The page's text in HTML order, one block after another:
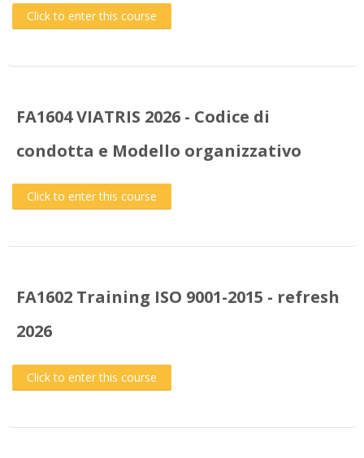
Click to enter this course
FA1604 VIATRIS 2026 - Codice di
condotta e Modello organizzativo
Click to enter this course
FA1602 Training ISO 9001-2015 - refresh
2026
Click to enter this course